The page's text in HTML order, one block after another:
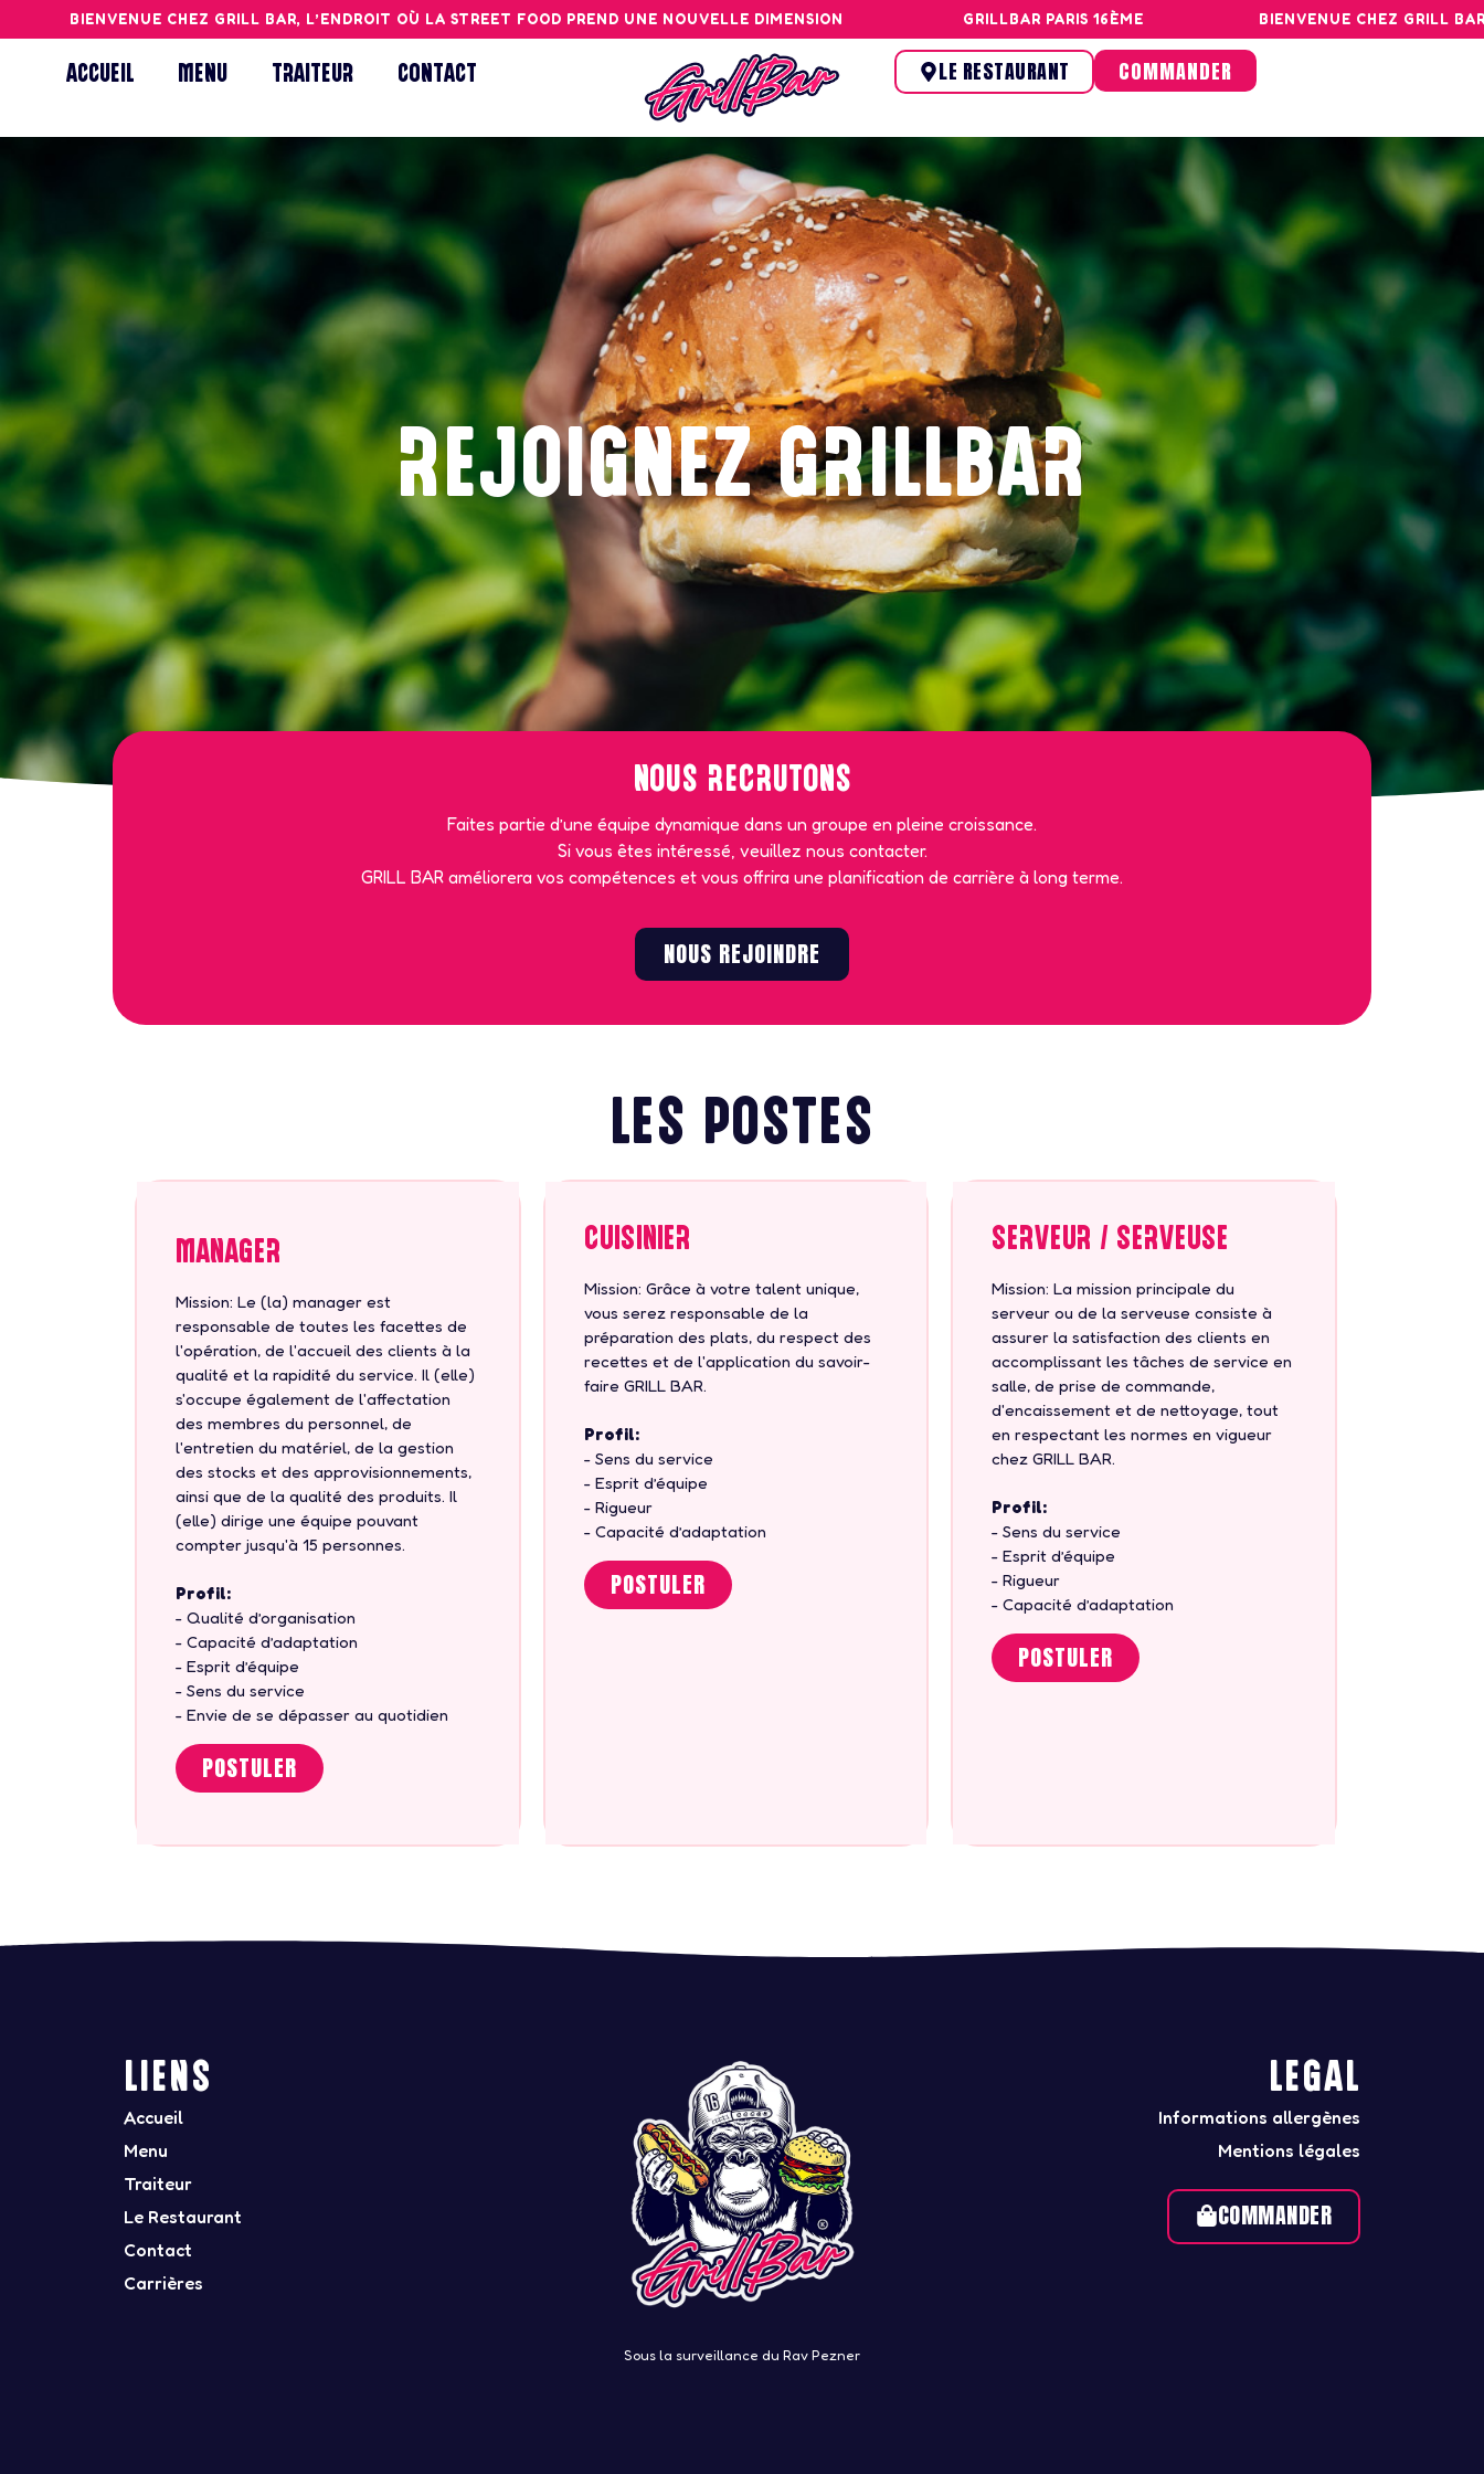
BIENVENUE CHEZ GRILL BAR, L’ENDROIT OÙ LA STREET FOOD PREND UNE NOUVELLE DIMENSION GRILLBAR PARIS 16ÈME BIENVENUE CHEZ GRILL BAR,
ACCUEIL MENU TRAITEUR CONTACT LE RESTAURANT COMMANDER
REJOIGNEZ GRILLBAR
NOUS RECRUTONS
Faites partie d’une équipe dynamique dans un groupe en pleine croissance.
Si vous êtes intéressé, veuillez nous contacter.
GRILL BAR améliorera vos compétences et vous offrira une planification de carrière à long terme.
NOUS REJOINDRE
LES POSTES
Manager
Mission: Le (la) manager est
responsable de toutes les facettes de
l'opération, de l'accueil des clients à la
qualité et la rapidité du service. Il (elle)
s'occupe également de l'affectation
des membres du personnel, de
l'entretien du matériel, de la gestion
des stocks et des approvisionnements,
ainsi que de la qualité des produits. Il
(elle) dirige une équipe pouvant
compter jusqu'à 15 personnes.
Profil:
- Qualité d’organisation
- Capacité d’adaptation
- Esprit d’équipe
- Sens du service
- Envie de se dépasser au quotidien
POSTULER
Cuisinier
Mission: Grâce à votre talent unique,
vous serez responsable de la
préparation des plats, du respect des
recettes et de l'application du savoir-
faire GRILL BAR.
Profil:
- Sens du service
- Esprit d’équipe
- Rigueur
- Capacité d’adaptation
POSTULER
Serveur / Serveuse
Mission: La mission principale du
serveur ou de la serveuse consiste à
assurer la satisfaction des clients en
accomplissant les tâches de service en
salle, de prise de commande,
d'encaissement et de nettoyage, tout
en respectant les normes en vigueur
chez GRILL BAR.
Profil:
- Sens du service
- Esprit d’équipe
- Rigueur
- Capacité d’adaptation
POSTULER
LIENS
Accueil
Menu
Traiteur
Le Restaurant
Contact
Carrières
Sous la surveillance du Rav Pezner
LEGAL
Informations allergènes
Mentions légales
COMMANDER